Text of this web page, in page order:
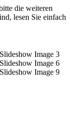
die weiteren
lesen Sie einfach